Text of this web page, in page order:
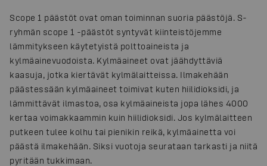
Scope 1 päästöt ovat oman toiminnan suoria päästöjä. S-
ryhmän scope 1 -päästöt syntyvät kiinteistöjemme
lämmitykseen käytetyistä polttoaineista ja
kylmäainevuodoista. Kylmäaineet ovat jäähdyttäviä
kaasuja, jotka kiertävät kylmälaitteissa. Ilmakehään
päästessään kylmäaineet toimivat kuten hiilidioksidi, ja
lämmittävät ilmastoa, osa kylmäaineista jopa lähes 4000
kertaa voimakkaammin kuin hiilidioksidi. Jos kylmälaitteen
putkeen tulee kolhu tai pienikin reikä, kylmäainetta voi
päästä ilmakehään. Siksi vuotoja seurataan tarkasti ja niitä
pyritään tukkimaan.